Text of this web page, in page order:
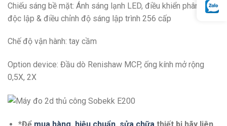
Chiếu sáng bề mặt: Ánh sáng lạnh LED, điều khiển phân đoạn
độc lập & điều chỉnh độ sáng lập trình 256 cấp
Chế độ vận hành: tay cầm
Option device: Đầu dò Renishaw MCP, ống kính mở rộng
0,5X, 2X